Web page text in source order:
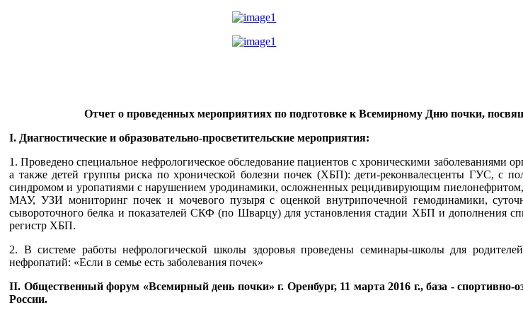
Отчет о проведенных мероприятиях по подготовке к Всемирному Дню почки,
I. Диагностические и образовательно-просветительские мероприятия:
1. Проведено специальное нефрологическое обследование пациентов с хроническими
а также детей группы риска по хронической болезни почек (ХБП): дети-реконвалесценты ГУС, с
синдромом и уропатиями с нарушением уродинамики, осложненных рецидивирующим
МАУ, УЗИ мониторинг почек и мочевого пузыря с оценкой внутрипочечной гемодинамики,
сывороточного белка и показателей СКФ (по Шварцу) для установления стадии ХБП и дополнения
регистр ХБП.
2. В системе работы нефрологической школы здоровья проведены семинары-школы для
нефропатий: «Если в семье есть заболевания почек»
II. Общественный форум «Всемирный день почки» г. Оренбург, 11 марта 2016 г., база -
России.